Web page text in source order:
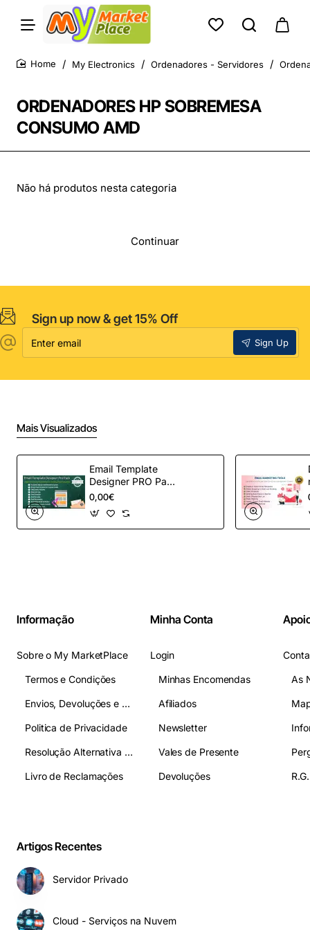
ORDENADORES HP SOBREMESA
CONSUMO AMD
My Electronics Ordenadores - Servidores
Não há produtos nesta categoria
Continuar
Sign up now & get 15% Off
Enter
email
Sign Up
Mais Visualizados
Email Template
Designer PRO Pack
– Automação de e-
mail definitiva para
OpenCart
0,00€
Informação
Sobre o My MarketPlace
Termos e Condições
Envios, Devoluções e Pagamentos
Politica de Privacidade
Resolução Alternativa de Litígios
Livro de Reclamações
Minha Conta
Login
Minhas Encomendas
Afiliados
Newsletter
Vales de Presente
Devoluções
As
Artigos Recentes
Servidor Privado
Cloud - Serviços na Nuvem